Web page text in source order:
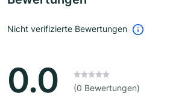
Nicht verifizierte Bewertungen
0.0 (0 Bewertungen)